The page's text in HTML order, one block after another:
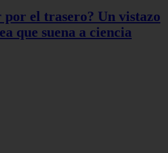
el trasero? Un vistazo
que suena a ciencia